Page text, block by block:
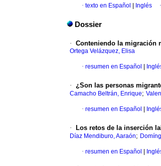
· texto en Español Inglés ·
Dossier
· Conteniendo la migración
Ortega Velázquez, Elisa
· resumen en Español
· ¿Son las personas
Camacho Beltrán, Enrique;
· resumen en Español
· Los retos de la inserción
Díaz Mendiburo, Aaraón;
· resumen en Español